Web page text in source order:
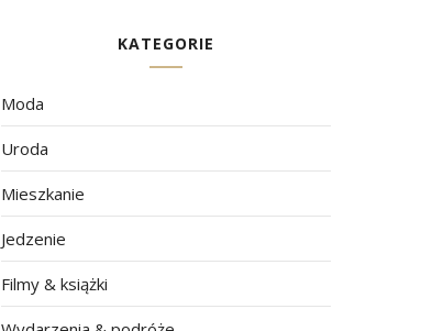
KATEGORIE
Moda
Uroda
Mieszkanie
Jedzenie
Filmy & książki